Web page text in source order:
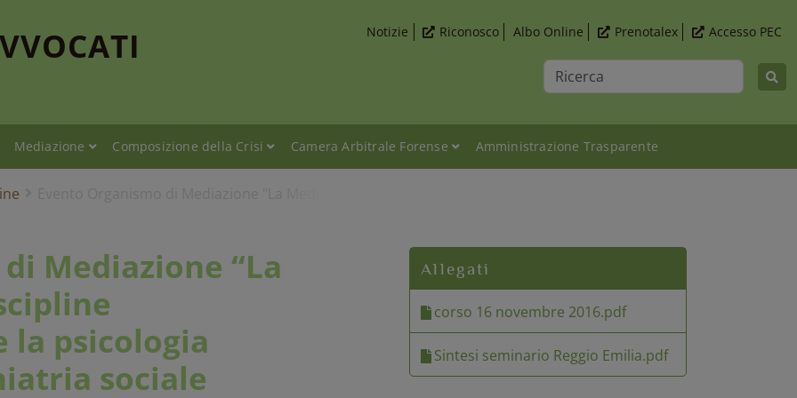
Ricerca
Notizie Riconosco Albo Online Prenotalex Accesso PEC
Mediazione Composizione della Crisi Camera Arbitrale Forense Amministrazione Trasparente
Mediazione “La
la psicologia
sociale
Allegati
corso 16 novembre 2016.pdf
Sintesi seminario Reggio Emilia.pdf